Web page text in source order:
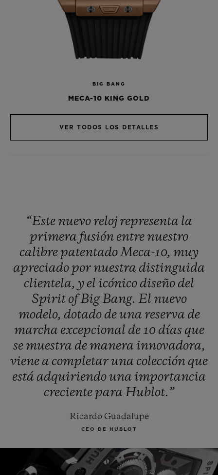
BIG BANG
MECA-10 KING GOLD
VER TODOS LOS DETALLES
“Este nuevo reloj representa la
primera fusión entre nuestro
calibrepatentadoMeca-10, muy
apreciadopor nuestra distinguida
clientela, y el icónico diseño del
Spirit ofBigBang. El nuevo
modelo, dotado deuna reserva de
marcha excepcional de10 días que
se muestra de manera innovadora,
viene a completaruna colección que
está adquiriendouna importancia
crecientepara Hublot.”
Ricardo Guadalupe
CEO DE HUBLOT